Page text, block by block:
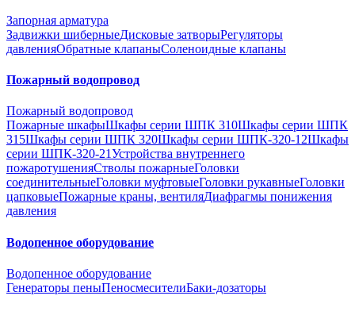
Запорная арматура
Задвижки шиберныеДисковые затворыРегуляторы
давленияОбратные клапаныСоленоидные клапаны
Пожарный водопровод
Пожарный водопровод
Пожарные шкафыШкафы серии ШПК 310Шкафы серии ШПК
315Шкафы серии ШПК 320Шкафы серии ШПК-320-12Шкафы
серии ШПК-320-21Устройства внутреннего
пожаротушенияСтволы пожарныеГоловки
соединительныеГоловки муфтовыеГоловки рукавныеГоловки
цапковыеПожарные краны, вентиляДиафрагмы понижения
давления
Водопенное оборудование
Водопенное оборудование
Генераторы пеныПеносмесителиБаки-дозаторы